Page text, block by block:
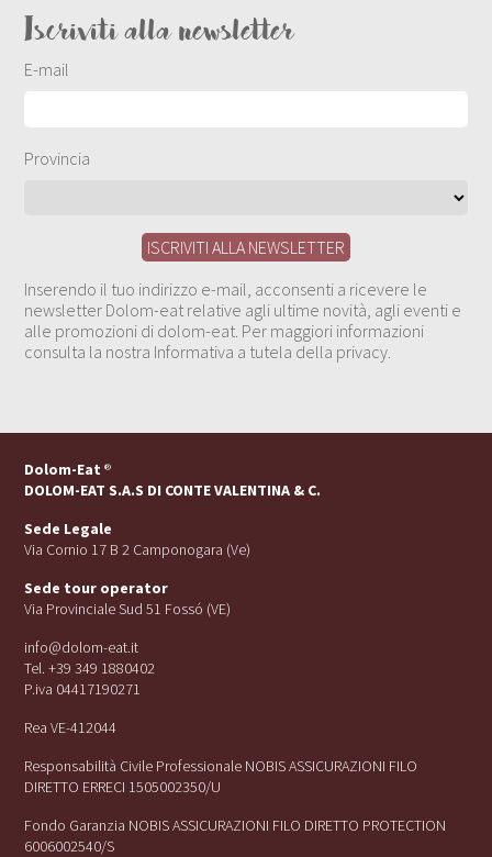
Iscriviti alla newsletter
E-mail
Provincia
Inserendo il tuo indirizzo e-mail, acconsenti a ricevere le
newsletter Dolom-eat relative agli ultime novità, agli eventi e
alle promozioni di dolom-eat. Per maggiori informazioni
consulta la nostra Informativa a tutela della privacy.
Dolom-Eat ®
DOLOM-EAT S.A.S DI CONTE VALENTINA & C.
Sede Legale
Via Cornio 17 B 2 Camponogara (Ve)
Sede tour operator
Via Provinciale Sud 51 Fossó (VE)
info@dolom-eat.it
Tel. +39 349 1880402
P.iva 04417190271
Rea VE-412044
Responsabilità Civile Professionale NOBIS ASSICURAZIONI FILO
DIRETTO ERRECI 1505002350/U
Fondo Garanzia NOBIS ASSICURAZIONI FILO DIRETTO PROTECTION
6006002540/S